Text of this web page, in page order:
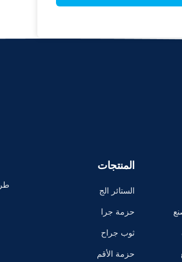
المنتجات
الستائر الج
راحية المس
ة واحدة
حزمة جرا
حية لمرة و
ثوب جراح
ي يمكن الت
حزمة الأقم